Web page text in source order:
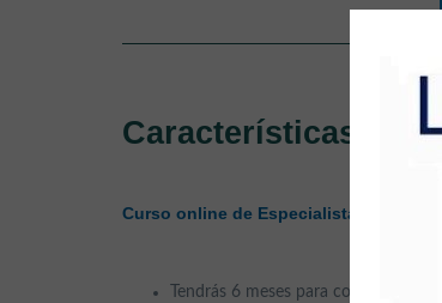
Características
Curso online de Especialista en
Tendrás 6 meses para completar el